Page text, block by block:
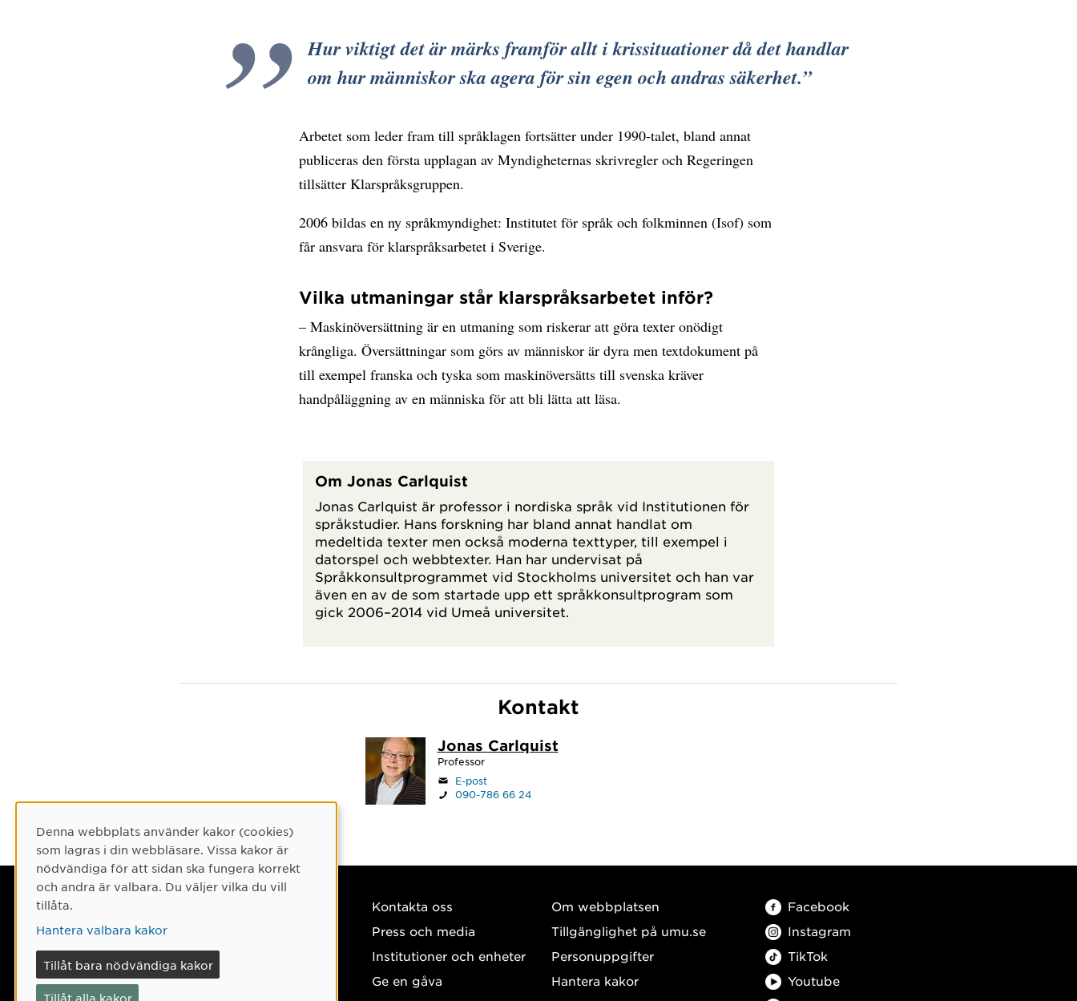
Hur viktigt det är märks framför allt i krissituationer då det handlar
om hur människor ska agera för sin egen och andras säkerhet.
Arbetet som leder fram till språklagen fortsätter under 1990-talet, bland annat
publiceras den första upplagan av Myndigheternas skrivregler och Regeringen
tillsätter Klarspråksgruppen.
2006 bildas en ny språkmyndighet: Institutet för språk och folkminnen (Isof) som
får ansvara för klarspråksarbetet i Sverige.
Vilka utmaningar står klarspråksarbetet inför?
– Maskinöversättning är en utmaning som riskerar att göra texter onödigt
krångliga. Översättningar som görs av människor är dyra men textdokument på
till exempel franska och tyska som maskinöversätts till svenska kräver
handpåläggning av en människa för att bli lätta att läsa.
Om Jonas Carlquist
Jonas Carlquist är professor i nordiska språk vid Institutionen för
språkstudier. Hans forskning har bland annat handlat om
medeltida texter men också moderna texttyper, till exempel i
datorspel och webbtexter. Han har undervisat på
Språkkonsultprogrammet vid Stockholms universitet och han var
även en av de som startade upp ett språkkonsultprogram som
gick 2006–2014 vid Umeå universitet.
Kontakt
Jonas Carlquist
Professor
E-post
090-786 66 24
Tel: 090-786 50 00
Hitta till oss
Kontakta oss
Press och media
Institutioner och enheter
Ge en gåva
Om webbplatsen
Tillgänglighet på umu.se
Personuppgifter
Hantera kakor
Facebook
Instagram
TikTok
Youtube
Cookie-samtycke
Denna webbplats använder kakor (cookies)
som lagras i din webbläsare. Vissa kakor är
nödvändiga för att sidan ska fungera korrekt
och andra är valbara. Du väljer vilka du vill
tillåta.
Hantera valbara kakor
Tillåt bara nödvändiga kakor